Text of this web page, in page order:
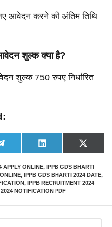
आवेदन करने की अंतिम तिथि
शुल्क क्या है?
शुल्क 750 रुपए निर्धारित
Share
on
e
e
g
r
a
Share
on
L
i
k
e
d
I
Share
on
X
(
w
i
t
r
APPLY ONLINE, IPPB GDS BHARTI
, IPPB GDS BHARTI 2024 DATE,
, IPPB RECRUITMENT 2024
NOTIFICATION PDF